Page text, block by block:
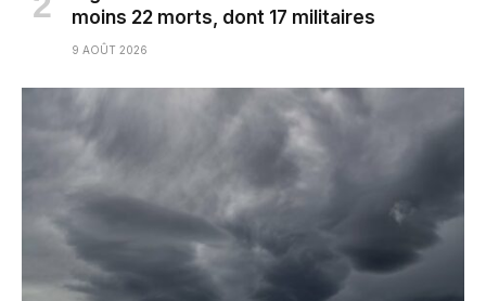
moins 22 morts, dont 17 militaires
9 AOÛT 2026